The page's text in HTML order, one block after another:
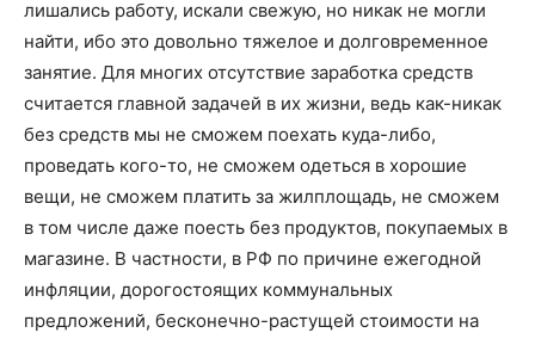
лишались работу, искали свежую, но никак не могли
найти, ибо это довольно тяжелое и долговременное
занятие. Для многих отсутствие заработка средств
считается главной задачей в их жизни, ведь как-никак
без средств мы не сможем поехать куда-либо,
проведать кого-то, не сможем одеться в хорошие
вещи, не сможем платить за жилплощадь, не сможем
в том числе даже поесть без продуктов, покупаемых в
магазине. В частности, в РФ по причине ежегодной
инфляции, дорогостоящих коммунальных
предложений, бесконечно-растущей стоимости на